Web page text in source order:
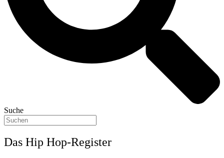
Suche
Das Hip Hop-Register